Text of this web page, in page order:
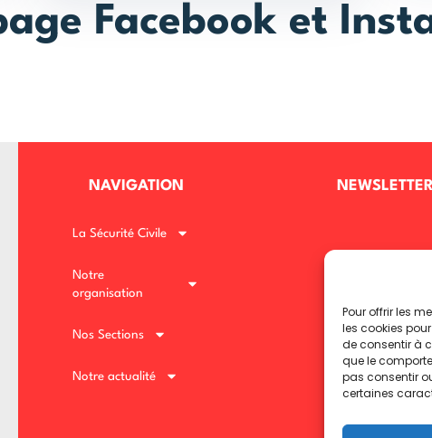
Pour offrir les
les cookies
de consentir à
que le
pas consentir
certaines
Facebook et
NAVIGATION
La Sécurité Civile
Notre
organisation
Nos Sections
Notre actualité
NEWSLETTER
NOUS